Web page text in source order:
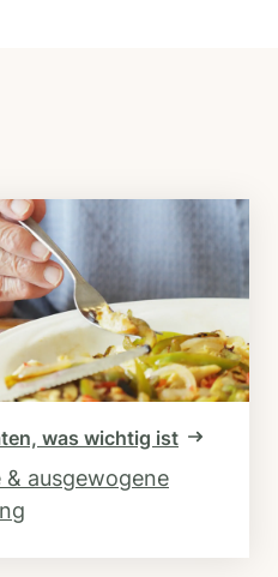
was wichtig ist
& ausgewogene